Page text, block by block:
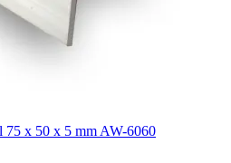
x 50 x 5 mm AW-6060